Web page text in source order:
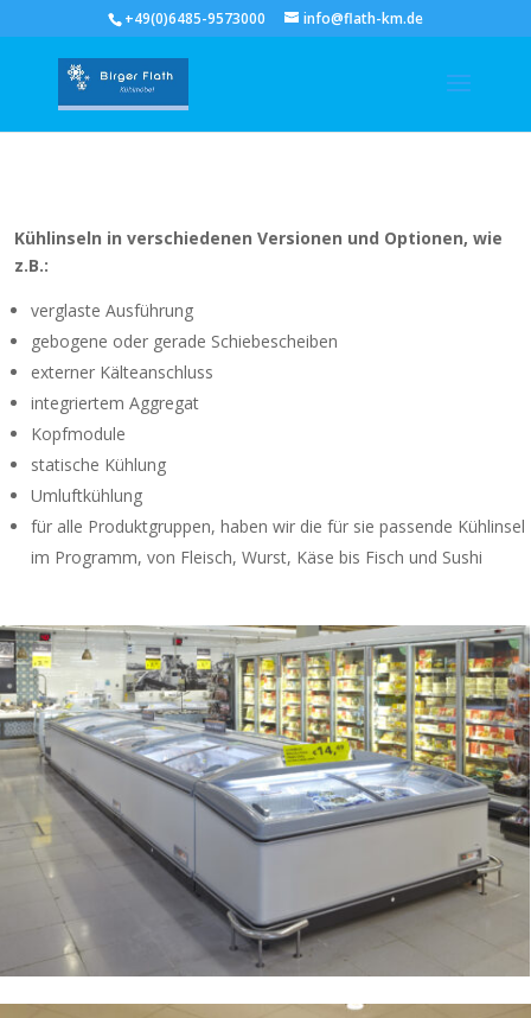
+49(0)6485-9573000 info@flath-km.de
Kühlinseln in verschiedenen Versionen und Optionen, wie
z.B.:
verglaste Ausführung
gebogene oder gerade Schiebescheiben
externer Kälteanschluss
integriertem Aggregat
Kopfmodule
statische Kühlung
Umluftkühlung
für alle Produktgruppen, haben wir die für sie passende Kühlinsel
im Programm, von Fleisch, Wurst, Käse bis Fisch und Sushi